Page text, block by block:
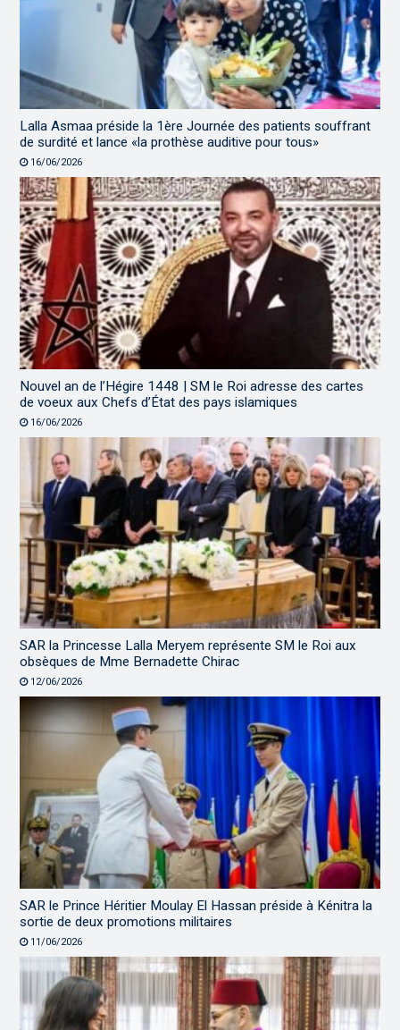
Lalla Asmaa préside la 1ère Journée des patients souffrant
de surdité et lance «la prothèse auditive pour tous»
16/06/2026
Nouvel an de l’Hégire 1448 | SM le Roi adresse des cartes
de voeux aux Chefs d’État des pays islamiques
16/06/2026
SAR la Princesse Lalla Meryem représente SM le Roi aux
obsèques de Mme Bernadette Chirac
12/06/2026
SAR le Prince Héritier Moulay El Hassan préside à Kénitra la
sortie de deux promotions militaires
11/06/2026